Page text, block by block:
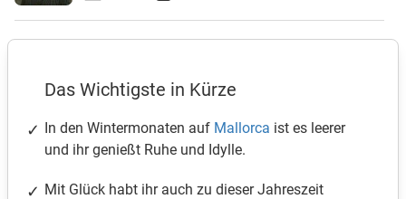
Das Wichtigste in Kürze
In den Wintermonaten auf Mallorca ist es leerer
und ihr genießt Ruhe und Idylle.
Mit Glück habt ihr auch zu dieser Jahreszeit